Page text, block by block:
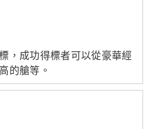
，成功得標者可以從豪華經
的艙等。